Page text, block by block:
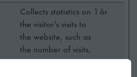
Collects statistics on
the visitor's visits to
the website, such as
the number of visits,
average time spent
1 år